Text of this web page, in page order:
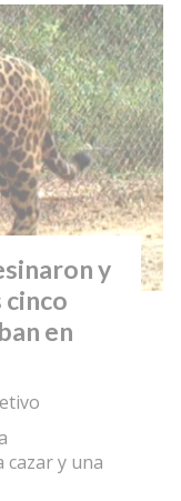
y
cinco
en
cazar y una